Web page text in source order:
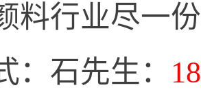
料行业尽一
：石先生：